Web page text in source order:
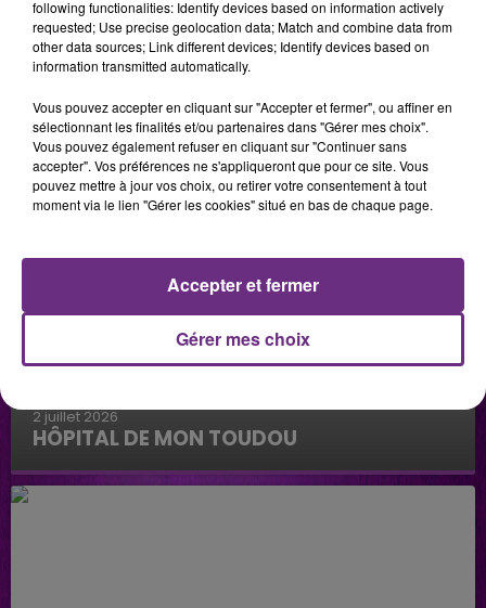
2 juillet 2026
HÔPITAL DE MON TOUDOU
Hôpital de mon Toudou
following functionalities: Identify devices based on information actively
requested; Use precise geolocation data; Match and combine data from
other data sources; Link different devices; Identify devices based on
information transmitted automatically.
Vous pouvez accepter en cliquant sur "Accepter et fermer", ou affiner en
sélectionnant les finalités et/ou partenaires dans "Gérer mes choix".
Vous pouvez également refuser en cliquant sur "Continuer sans
accepter". Vos préférences ne s'appliqueront que pour ce site. Vous
pouvez mettre à jour vos choix, ou retirer votre consentement à tout
moment via le lien "Gérer les cookies" situé en bas de chaque page.
Gérer mes choix
Accepter et fermer